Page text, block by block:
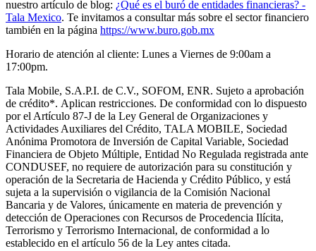
nuestro artículo de blog: ¿Qué es el buró de entidades financieras? -
Tala Mexico. Te invitamos a consultar más sobre el sector financiero
también en la página https://www.buro.gob.mx
Horario de atención al cliente: Lunes a Viernes de 9:00am a
17:00pm.
Tala Mobile, S.A.P.I. de C.V., SOFOM, ENR. Sujeto a aprobación
de crédito*. Aplican restricciones. De conformidad con lo dispuesto
por el Artículo 87-J de la Ley General de Organizaciones y
Actividades Auxiliares del Crédito, TALA MOBILE, Sociedad
Anónima Promotora de Inversión de Capital Variable, Sociedad
Financiera de Objeto Múltiple, Entidad No Regulada registrada ante
CONDUSEF, no requiere de autorización para su constitución y
operación de la Secretaria de Hacienda y Crédito Público, y está
sujeta a la supervisión o vigilancia de la Comisión Nacional
Bancaria y de Valores, únicamente en materia de prevención y
detección de Operaciones con Recursos de Procedencia Ilícita,
Terrorismo y Terrorismo Internacional, de conformidad a lo
establecido en el artículo 56 de la Ley antes citada.